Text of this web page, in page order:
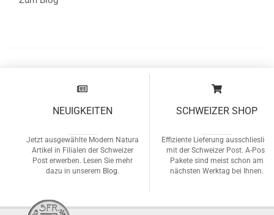
NEUIGKEITEN
Jetzt ausgewählte Modern Natura
Artikel in Filialen der Schweizer
Post erwerben. Lesen Sie mehr
dazu in unserem Blog.
SCHWEIZER SHOP
Effiziente Lieferung ausschlieslich
mit der Schweizer Post. A-Post
Pakete sind meist schon am
nächsten Werktag bei Ihnen.